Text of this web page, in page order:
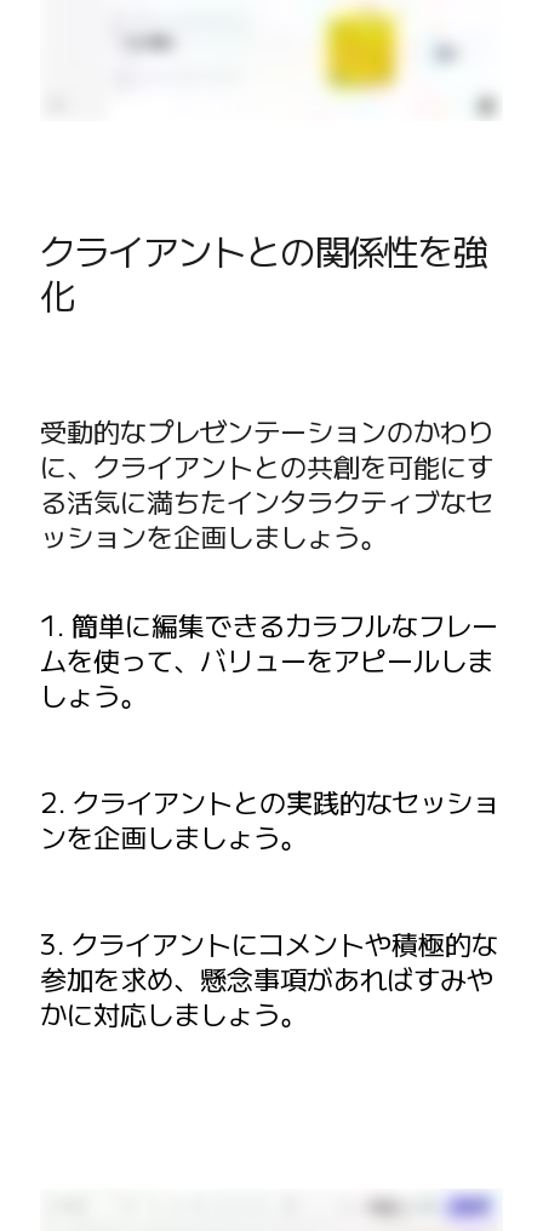
クライアントとの関係性を強
化
受動的なプレゼンテーションのかわり
に、クライアントとの共創を可能にす
る活気に満ちたインタラクティブなセ
ッションを企画しましょう。
1. 簡単に編集できるカラフルなフレー
ムを使って、バリューをアピールしま
しょう。
2. クライアントとの実践的なセッショ
ンを企画しましょう。
3. クライアントにコメントや積極的な
参加を求め、懸念事項があればすみや
かに対応しましょう。